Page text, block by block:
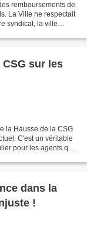
remboursements de
La Ville ne respectait
syndicat, la ville
sur les
la Hausse de la CSG
C'est un véritable
pour les agents qui
dans la
!